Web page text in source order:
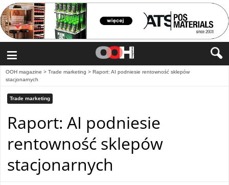
≡
OOH magazine > Trade marketing > Raport: AI podniesie rentowność sklepów
stacjonarnych
Trade marketing
Raport: AI podniesie
rentowność sklepów
stacjonarnych